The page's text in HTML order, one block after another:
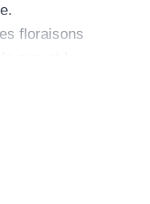
floraisons
illuminera